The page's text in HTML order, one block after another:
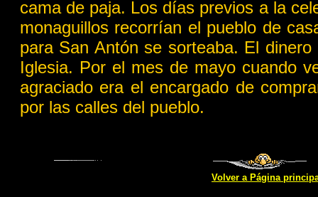
cama de paja. Los días previos a la
monaguillos recorrían el pueblo de
paraSan Antón se sorteaba. El
Iglesia. Por el mes de mayo cuando
agraciado era el encargado de
por las calles del pueblo.
Volver a Página